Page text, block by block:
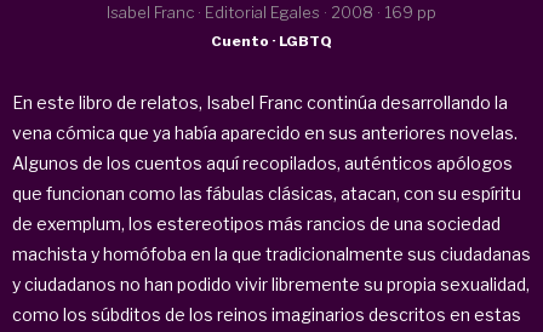
Isabel Franc · Editorial Egales · 2008 · 169 pp
Cuento · LGBTQ
En este libro de relatos, Isabel Franc continúa desarrollando la
vena cómica que ya había aparecido en sus anteriores novelas.
Algunos de los cuentos aquí recopilados, auténticos apólogos
que funcionan como las fábulas clásicas, atacan, con su espíritu
de exemplum, los estereotipos más rancios de una sociedad
machista y homófoba en la que tradicionalmente sus ciudadanas
y ciudadanos no han podido vivir libremente su propia sexualidad,
como los súbditos de los reinos imaginarios descritos en estas